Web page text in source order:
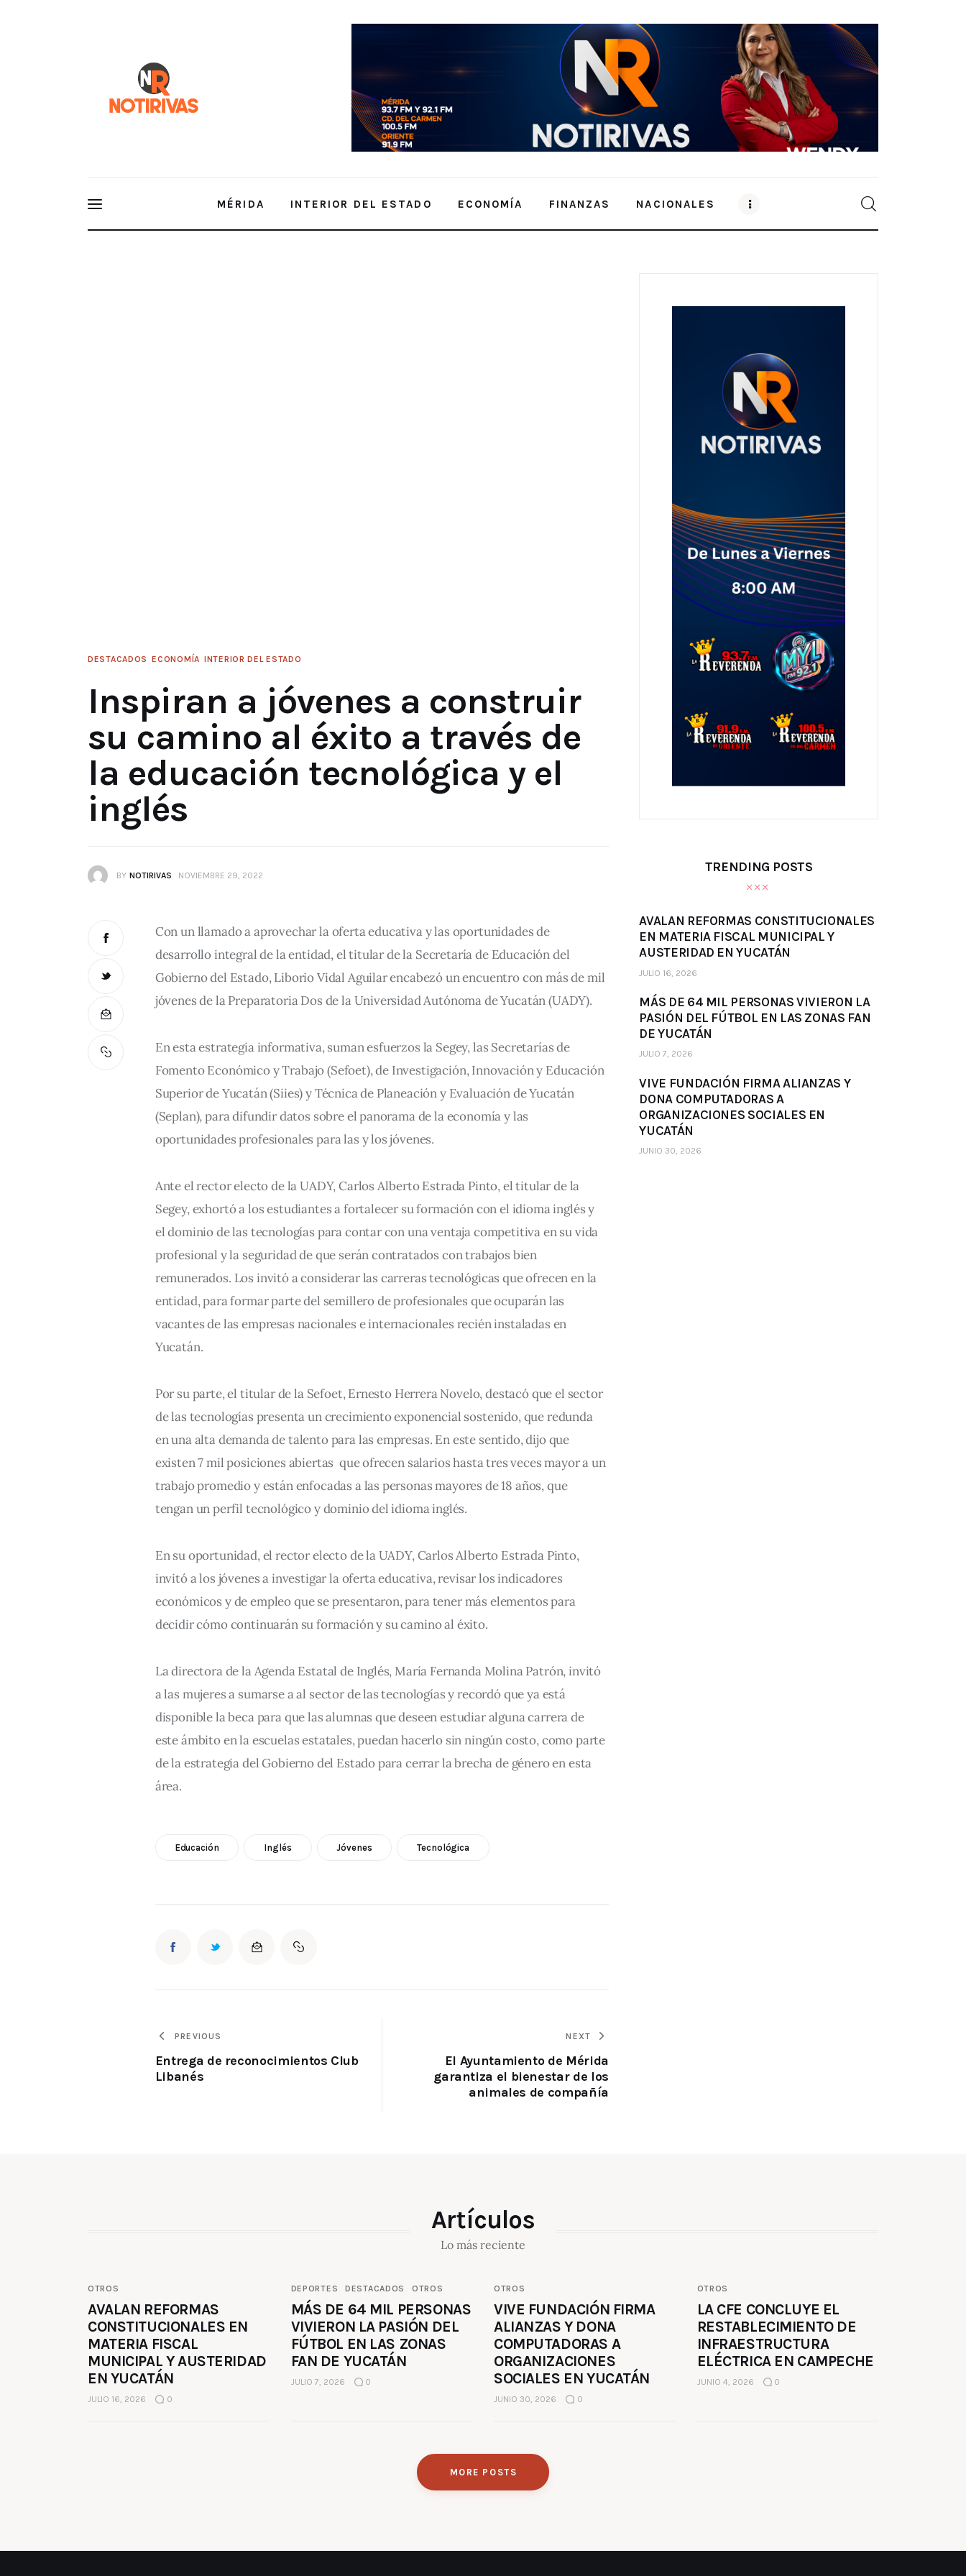
MÉRIDA INTERIOR DEL ESTADO ECONOMÍA FINANZAS NACIONALES
DESTACADOS ECONOMÍA INTERIOR DEL ESTADO
Inspiran a jóvenes a construir
su camino al éxito a través de
la educación tecnológica y el
inglés
BY NOTIRIVAS NOVIEMBRE 29, 2022
Con un llamado a aprovechar la oferta educativa y las oportunidades de
desarrollo integral de la entidad, el titular de la Secretaría de Educación del
Gobierno del Estado, Liborio Vidal Aguilar encabezó un encuentro con más de mil
jóvenes de la Preparatoria Dos de la Universidad Autónoma de Yucatán (UADY).
En esta estrategia informativa, suman esfuerzos la Segey, las Secretarías de
Fomento Económico y Trabajo (Sefoet), de Investigación, Innovación y Educación
Superior de Yucatán (Siies) y Técnica de Planeación y Evaluación de Yucatán
(Seplan), para difundir datos sobre el panorama de la economía y las
oportunidades profesionales para las y los jóvenes.
Ante el rector electo de la UADY, Carlos Alberto Estrada Pinto, el titular de la
Segey, exhortó a los estudiantes a fortalecer su formación con el idioma inglés y
el dominio de las tecnologías para contar con una ventaja competitiva en su vida
profesional y la seguridad de que serán contratados con trabajos bien
remunerados. Los invitó a considerar las carreras tecnológicas que ofrecen en la
entidad, para formar parte del semillero de profesionales que ocuparán las
vacantes de las empresas nacionales e internacionales recién instaladas en
Yucatán.
Por su parte, el titular de la Sefoet, Ernesto Herrera Novelo, destacó que el sector
de las tecnologías presenta un crecimiento exponencial sostenido, que redunda
en una alta demanda de talento para las empresas. En este sentido, dijo que
existen 7 mil posiciones abiertas  que ofrecen salarios hasta tres veces mayor a un
trabajo promedio y están enfocadas a las personas mayores de 18 años, que
tengan un perfil tecnológico y dominio del idioma inglés.
En su oportunidad, el rector electo de la UADY, Carlos Alberto Estrada Pinto,
invitó a los jóvenes a investigar la oferta educativa, revisar los indicadores
económicos y de empleo que se presentaron, para tener más elementos para
decidir cómo continuarán su formación y su camino al éxito.
La directora de la Agenda Estatal de Inglés, María Fernanda Molina Patrón, invitó
a las mujeres a sumarse a al sector de las tecnologías y recordó que ya está
disponible la beca para que las alumnas que deseen estudiar alguna carrera de
este ámbito en la escuelas estatales, puedan hacerlo sin ningún costo, como parte
de la estrategia del Gobierno del Estado para cerrar la brecha de género en esta
área.
Educación Inglés Jóvenes Tecnológica
PREVIOUS
Entrega de reconocimientos Club
Libanés
NEXT
El Ayuntamiento de Mérida
garantiza el bienestar de los
animales de compañía
TRENDING POSTS
AVALAN REFORMAS CONSTITUCIONALES
EN MATERIA FISCAL MUNICIPAL Y
AUSTERIDAD EN YUCATÁN
JULIO 16, 2026
MÁS DE 64 MIL PERSONAS VIVIERON LA
PASIÓN DEL FÚTBOL EN LAS ZONAS FAN
DE YUCATÁN
JULIO 7, 2026
VIVE FUNDACIÓN FIRMA ALIANZAS Y
DONA COMPUTADORAS A
ORGANIZACIONES SOCIALES EN
YUCATÁN
JUNIO 30, 2026
Artículos
Lo más reciente
OTROS
AVALAN REFORMAS
CONSTITUCIONALES EN
MATERIA FISCAL
MUNICIPAL Y AUSTERIDAD
EN YUCATÁN
JULIO 16, 2026 0
DEPORTES DESTACADOS OTROS
MÁS DE 64 MIL PERSONAS
VIVIERON LA PASIÓN DEL
FÚTBOL EN LAS ZONAS
FAN DE YUCATÁN
JULIO 7, 2026 0
OTROS
VIVE FUNDACIÓN FIRMA
ALIANZAS Y DONA
COMPUTADORAS A
ORGANIZACIONES
SOCIALES EN YUCATÁN
JUNIO 30, 2026 0
OTROS
LA CFE CONCLUYE EL
RESTABLECIMIENTO DE
INFRAESTRUCTURA
ELÉCTRICA EN CAMPECHE
JUNIO 4, 2026 0
MORE POSTS